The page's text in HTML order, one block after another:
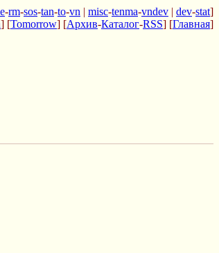
-rm-sos-tan-to-vn | misc-tenma-vndev | dev-stat]
] [Tomorrow] [Архив-Каталог-RSS] [Главная]